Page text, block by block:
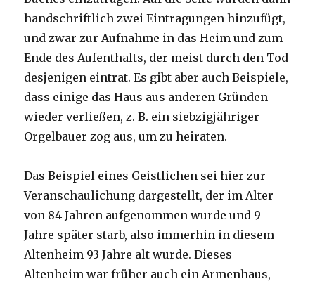
handschriftlich zwei Eintragungen hinzufügt,
und zwar zur Aufnahme in das Heim und zum
Ende des Aufenthalts, der meist durch den Tod
desjenigen eintrat. Es gibt aber auch Beispiele,
dass einige das Haus aus anderen Gründen
wieder verließen, z. B. ein siebzigjähriger
Orgelbauer zog aus, um zu heiraten.
Das Beispiel eines Geistlichen sei hier zur
Veranschaulichung dargestellt, der im Alter
von 84 Jahren aufgenommen wurde und 9
Jahre später starb, also immerhin in diesem
Altenheim 93 Jahre alt wurde. Dieses
Altenheim war früher auch ein Armenhaus,